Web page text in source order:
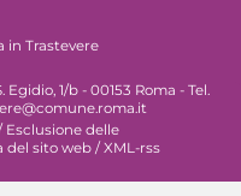
in Trastevere
1/b - 00153 Roma - Tel.
Esclusione delle
del sito web /XML-rss